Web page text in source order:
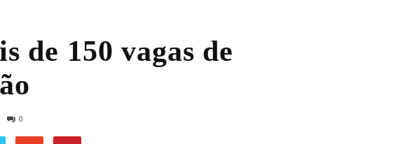
de 150 vagas de
0